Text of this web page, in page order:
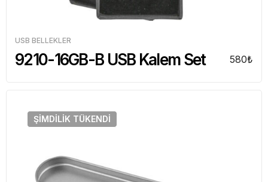
USB BELLEKLER
9210-16GB-B USB Kalem Set 580₺
ŞIMDILIK TÜKENDI